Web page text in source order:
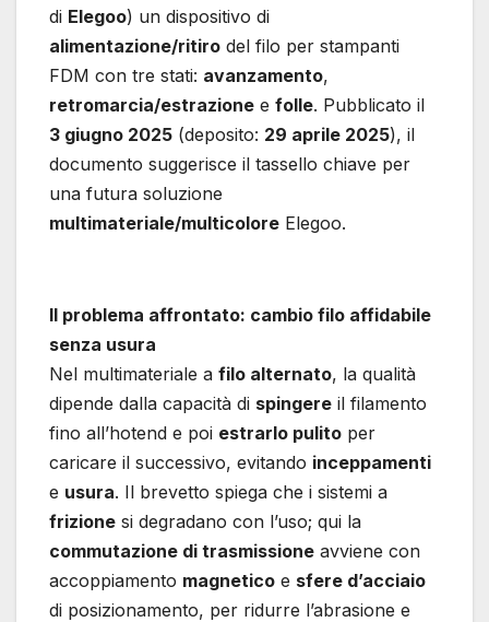
di Elegoo) un dispositivo di
alimentazione/ritiro del filo per stampanti
FDM con tre stati: avanzamento,
retromarcia/estrazione e folle. Pubblicato il
3 giugno 2025 (deposito: 29 aprile 2025), il
documento suggerisce il tassello chiave per
una futura soluzione
multimateriale/multicolore Elegoo.
Il problema affrontato: cambio filo affidabile
senza usura
Nel multimateriale a filo alternato, la qualità
dipende dalla capacità di spingere il filamento
fino all’hotend e poi estrarlo pulito per
caricare il successivo, evitando inceppamenti
e usura. Il brevetto spiega che i sistemi a
frizione si degradano con l’uso; qui la
commutazione di trasmissione avviene con
accoppiamento magnetico e sfere d’acciaio
di posizionamento, per ridurre l’abrasione e